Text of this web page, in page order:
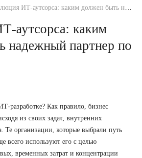
Эволюция ИТ-аутсорса: каким должен быть надежный партнер по разработке
аутсорса: каким
надежный партнер по
разработке? Как правило, бизнес
из своих задач, внутренних
Те организации, которые выбрали путь
всего используют его с целью
временных затрат и концентрации